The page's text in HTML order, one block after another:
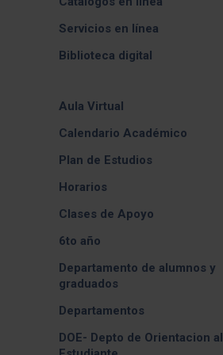
Servicios en línea
Biblioteca digital
Aula Virtual
Calendario Académico
Plan de Estudios
Horarios
Clases de Apoyo
6to año
Departamento de alumnos y
graduados
Departamentos
DOE- Depto de Orientacion al